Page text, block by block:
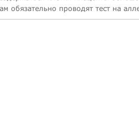
обязательно проводят тест на